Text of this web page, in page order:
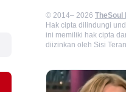
© 2014– 2026 TheSoul
Hak cipta dilindungi
ini memiliki hak cipta
diizinkan oleh Sisi